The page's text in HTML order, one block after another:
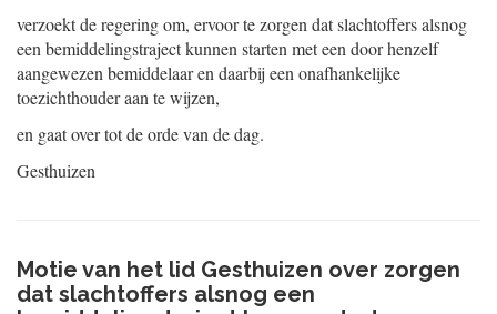
verzoekt de regering om, ervoor te zorgen dat slachtoffers alsnog
een bemiddelingstraject kunnen starten met een door henzelf
aangewezen bemiddelaar en daarbij een onafhankelijke
toezichthouder aan te wijzen,
en gaat over tot de orde van de dag.
Gesthuizen
Motie van het lid Gesthuizen over zorgen
dat slachtoffers alsnog een